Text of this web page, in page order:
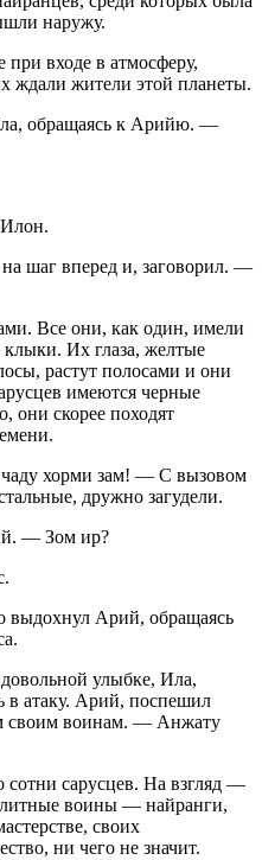
наружу.
входе в атмосферу,
ждали жители этой планеты.
обращаясь к Арийю. —
шаг вперед и, заговорил. —
Все они, как один, имели
Их глаза, желтые
растут полосами и они
имеются черные
они скорее походят
хорми зам! — С вызовом
дружно загудели.
— Зом ир?
Арий, обращаясь
улыбке, Ила,
в атаку. Арий, поспешил
своим воинам. — Анжату
сотни сарусцев. На взгляд —
воины — найранги,
своих
ни чего не значит.